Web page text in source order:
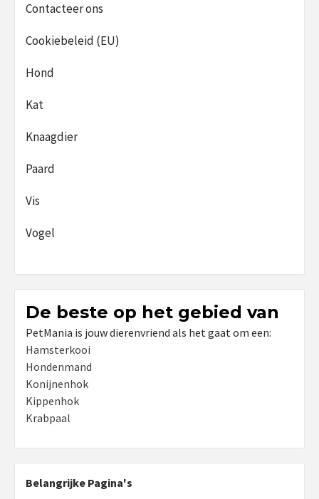
Contacteer ons
Cookiebeleid (EU)
Hond
Kat
Knaagdier
Paard
Vis
Vogel
De beste op het gebied van
PetMania is jouw dierenvriend als het gaat om een:
Hamsterkooi
Hondenmand
Konijnenhok
Kippenhok
Krabpaal
Belangrijke Pagina's